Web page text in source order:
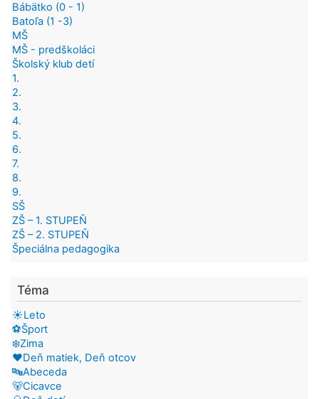
Bábätko (0 - 1)
Batoľa (1 -3)
MŠ
MŠ - predškoláci
Školský klub detí
1.
2.
3.
4.
5.
6.
7.
8.
9.
SŠ
ZŠ – 1. STUPEŇ
ZŠ – 2. STUPEŇ
Špeciálna pedagogika
Téma
☀️Leto
⚽Šport
❄️Zima
❤️Deň matiek, Deň otcov
🔤Abeceda
🐻Cicavce